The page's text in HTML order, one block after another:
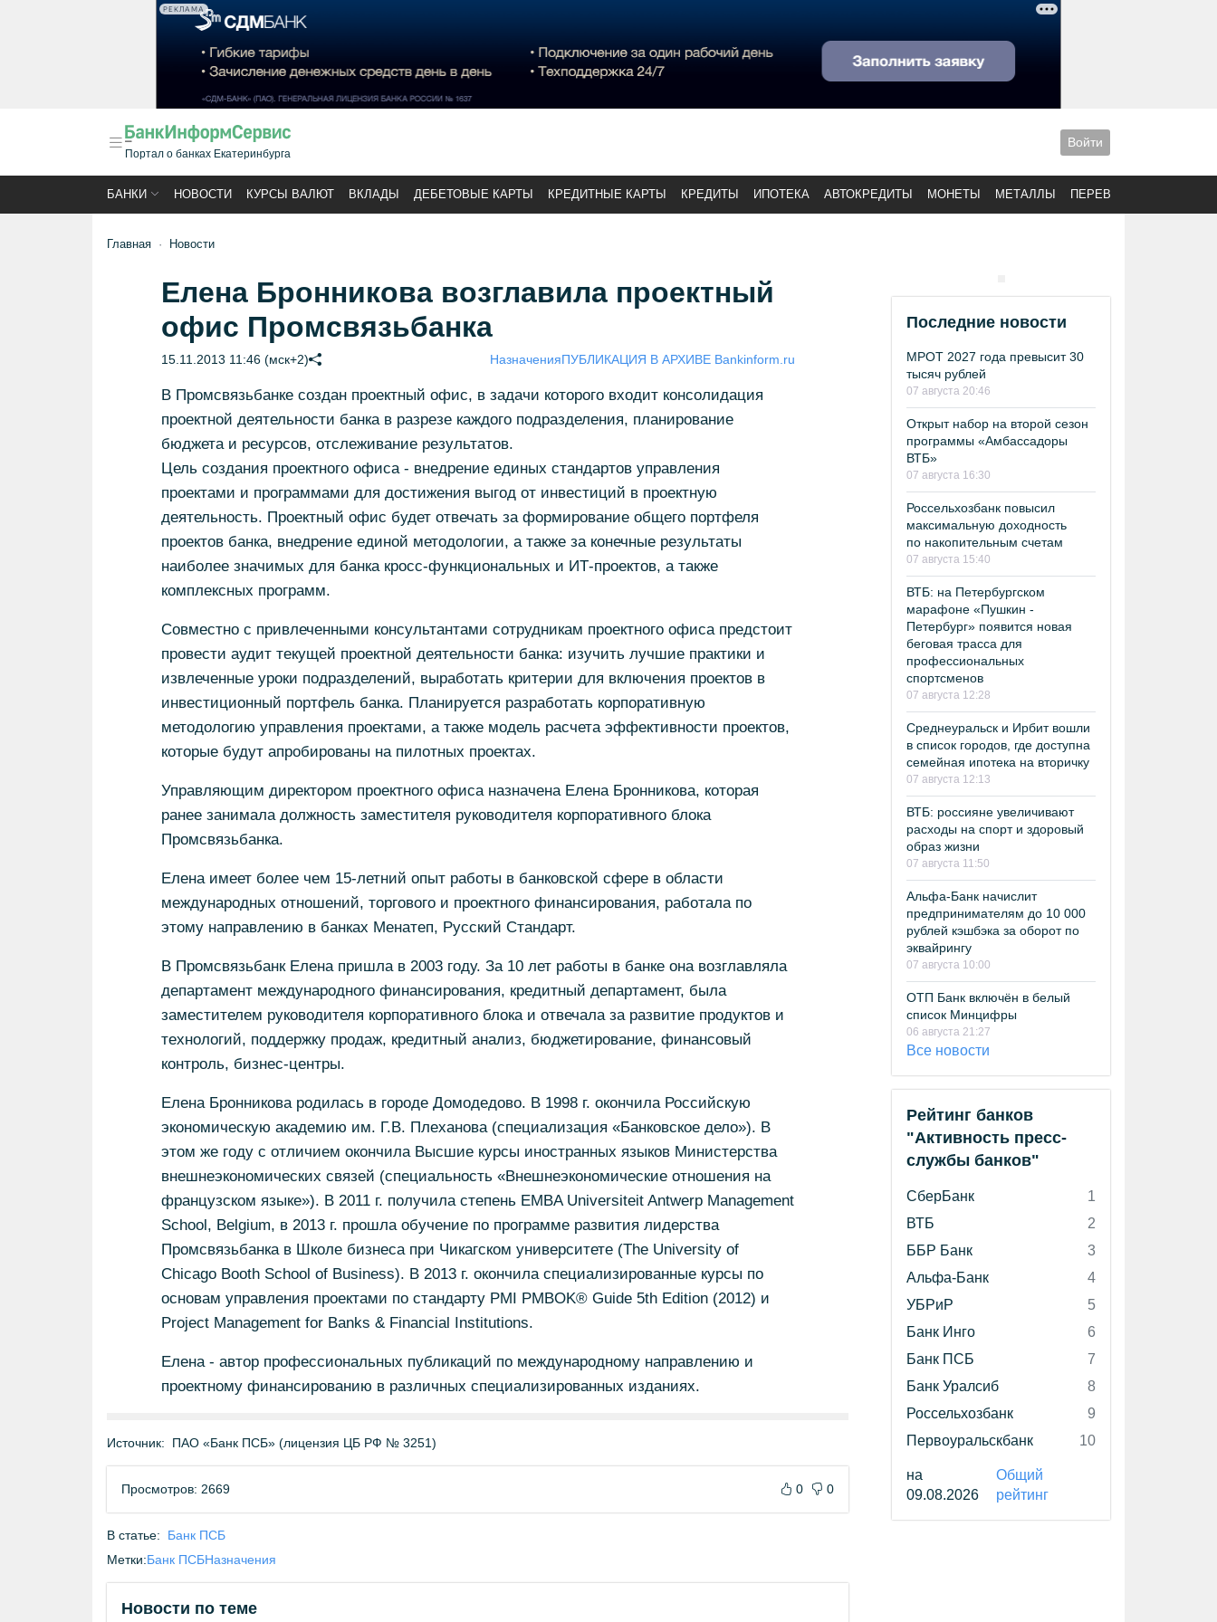
РЕКЛАМА
Портал о банках Екатеринбурга
Войти
БАНКИ НОВОСТИ КУРСЫ ВАЛЮТ ВКЛАДЫ ДЕБЕТОВЫЕ КАРТЫ КРЕДИТНЫЕ КАРТЫ КРЕДИТЫ ИПОТЕКА АВТОКРЕДИТЫ МОНЕТЫ МЕТАЛЛЫ ПЕРЕВОДЫ
Главная Новости
Елена Бронникова возглавила проектный
офис Промсвязьбанка
15.11.2013 11:46 (мск+2) НазначенияПУБЛИКАЦИЯ В АРХИВЕ Bankinform.ru
В Промсвязьбанке создан проектный офис, в задачи которого входит консолидация
проектной деятельности банка в разрезе каждого подразделения, планирование
бюджета и ресурсов, отслеживание результатов.
Цель создания проектного офиса - внедрение единых стандартов управления
проектами и программами для достижения выгод от инвестиций в проектную
деятельность. Проектный офис будет отвечать за формирование общего портфеля
проектов банка, внедрение единой методологии, а также за конечные результаты
наиболее значимых для банка кросс-функциональных и ИТ-проектов, а также
комплексных программ.
Совместно с привлеченными консультантами сотрудникам проектного офиса предстоит
провести аудит текущей проектной деятельности банка: изучить лучшие практики и
извлеченные уроки подразделений, выработать критерии для включения проектов в
инвестиционный портфель банка. Планируется разработать корпоративную
методологию управления проектами, а также модель расчета эффективности проектов,
которые будут апробированы на пилотных проектах.
Управляющим директором проектного офиса назначена Елена Бронникова, которая
ранее занимала должность заместителя руководителя корпоративного блока
Промсвязьбанка.
Елена имеет более чем 15-летний опыт работы в банковской сфере в области
международных отношений, торгового и проектного финансирования, работала по
этому направлению в банках Менатеп, Русский Стандарт.
В Промсвязьбанк Елена пришла в 2003 году. За 10 лет работы в банке она возглавляла
департамент международного финансирования, кредитный департамент, была
заместителем руководителя корпоративного блока и отвечала за развитие продуктов и
технологий, поддержку продаж, кредитный анализ, бюджетирование, финансовый
контроль, бизнес-центры.
Елена Бронникова родилась в городе Домодедово. В 1998 г. окончила Российскую
экономическую академию им. Г.В. Плеханова (специализация «Банковское дело»). В
этом же году с отличием окончила Высшие курсы иностранных языков Министерства
внешнеэкономических связей (специальность «Внешнеэкономические отношения на
французском языке»). В 2011 г. получила степень EMBA Universiteit Antwerp Management
School, Belgium, в 2013 г. прошла обучение по программе развития лидерства
Промсвязьбанка в Школе бизнеса при Чикагском университете (The University of
Chicago Booth School of Business). В 2013 г. окончила специализированные курсы по
основам управления проектами по стандарту PMI PMBOK® Guide 5th Edition (2012) и
Project Management for Banks & Financial Institutions.
Елена - автор профессиональных публикаций по международному направлению и
проектному финансированию в различных специализированных изданиях.
Источник: ПАО «Банк ПСБ» (лицензия ЦБ РФ № 3251)
Просмотров: 2669 0 0
В статье:
Банк ПСБ
Метки:Банк ПСБНазначения
Новости по теме
Последние новости
МРОТ 2027 года превысит 30
тысяч рублей
07 августа 20:46
Открыт набор на второй сезон
программы «Амбассадоры
ВТБ»
07 августа 16:30
Россельхозбанк повысил
максимальную доходность
по накопительным счетам
07 августа 15:40
ВТБ: на Петербургском
марафоне «Пушкин -
Петербург» появится новая
беговая трасса для
профессиональных
спортсменов
07 августа 12:28
Среднеуральск и Ирбит вошли
в список городов, где доступна
семейная ипотека на вторичку
07 августа 12:13
ВТБ: россияне увеличивают
расходы на спорт и здоровый
образ жизни
07 августа 11:50
Альфа-Банк начислит
предпринимателям до 10 000
рублей кэшбэка за оборот по
эквайрингу
07 августа 10:00
ОТП Банк включён в белый
список Минцифры
06 августа 21:27
Все новости
Рейтинг банков
"Активность пресс-
службы банков"
СберБанк
1
ВТБ
2
ББР Банк
3
Альфа-Банк
4
УБРиР
5
Банк Инго
6
Банк ПСБ
7
Банк Уралсиб
8
Россельхозбанк
9
Первоуральскбанк
10
на
09.08.2026
Общий
рейтинг